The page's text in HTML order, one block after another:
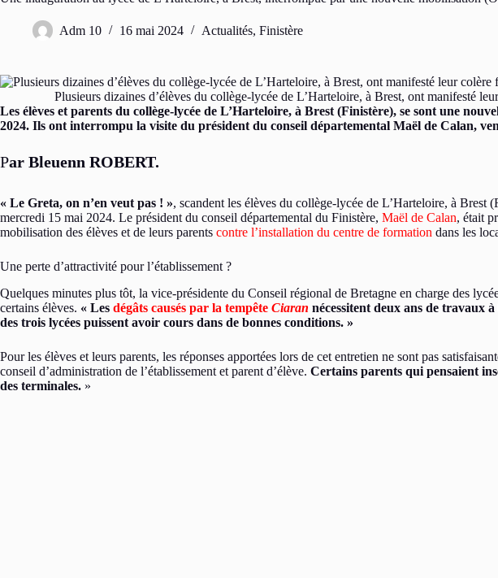
Adm 10 16 mai 2024 Actualités, Finistère
Plusieurs dizaines d’élèves du collège-lycée de L’Harteloire, à Brest, ont manifesté
Les élèves et parents du collège-lycée de L’Harteloire, à Brest (Finistère), se sont une
2024. Ils ont interrompu la visite du président du conseil départemental Maël de Calan,
Par Bleuenn ROBERT.
« Le Greta, on n’en veut pas ! », scandent les élèves du collège-lycée de L’Harteloire, à Brest
mercredi 15 mai 2024. Le président du conseil départemental du Finistère, Maël de Calan, était
mobilisation des élèves et de leurs parents contre l’installation du centre de formation dans les
Une perte d’attractivité pour l’établissement ?
Quelques minutes plus tôt, la vice-présidente du Conseil régional de Bretagne en charge des
certains élèves. « Les dégâts causés par la tempête Ciaran nécessitent deux ans de travaux
des trois lycées puissent avoir cours dans de bonnes conditions. »
Pour les élèves et leurs parents, les réponses apportées lors de cet entretien ne sont pas
conseil d’administration de l’établissement et parent d’élève. Certains parents qui pensaient
des terminales. »